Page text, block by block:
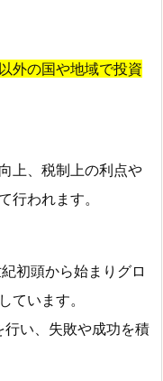
外の国や地域で投資
上、税制上の利点や
行われます。
初頭から始まりグロ
ています。
い、失敗や成功を積